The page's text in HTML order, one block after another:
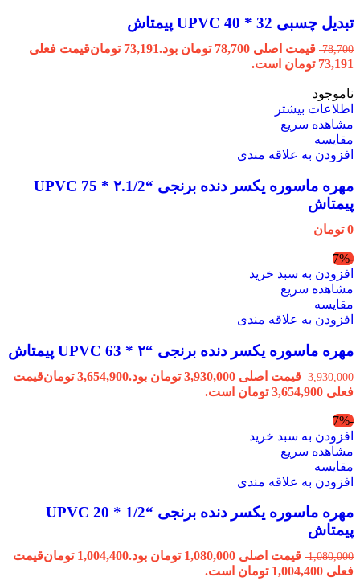
تبدیل چسبی 32 * 40 UPVC پیمتاش
78,700 قیمت اصلی 78,700 تومان بود. 73,191 تومانقیمت فعلی
73,191 تومان است.
ناموجود
اطلاعات بیشتر
مشاهده سریع
مقایسه
افزودن به علاقه مندی
مهره ماسوره یکسر دنده برنجی “۲.1/2 * 75 UPVC
پیمتاش
0 تومان
-7%
افزودن به سبد خرید
مشاهده سریع
مقایسه
افزودن به علاقه مندی
مهره ماسوره یکسر دنده برنجی “۲ * 63 UPVC پیمتاش
3,930,000 قیمت اصلی 3,930,000 تومان بود. 3,654,900 تومانقیمت
فعلی 3,654,900 تومان است.
-7%
افزودن به سبد خرید
مشاهده سریع
مقایسه
افزودن به علاقه مندی
مهره ماسوره یکسر دنده برنجی “1/2 * 20 UPVC
پیمتاش
1,080,000 قیمت اصلی 1,080,000 تومان بود. 1,004,400 تومانقیمت
فعلی 1,004,400 تومان است.